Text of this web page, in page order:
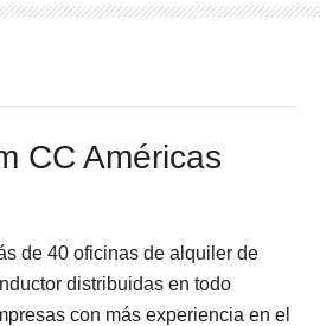
CC Américas
de 40 oficinas de alquiler de
distribuidas en todo
con más experiencia en el